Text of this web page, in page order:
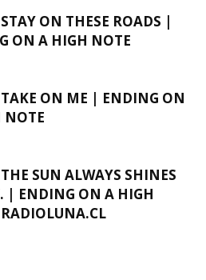
ON THESE ROADS |
ON A HIGH NOTE
ON ME | ENDING ON
NOTE
SUN ALWAYS SHINES
| ENDING ON A HIGH